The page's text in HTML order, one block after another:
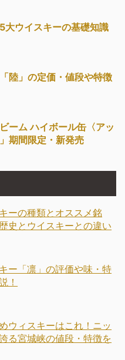
大ウイスキーの基礎知識
陸」の定価・値段や特徴
ーム ハイボール缶〈アッ
期間限定・新発売
ーの種類とオススメ銘
史とウイスキーとの違い
ー「凛」の評価や味・特
！
ウィスキーはこれ！ニッ
る宮城峡の値段・特徴を